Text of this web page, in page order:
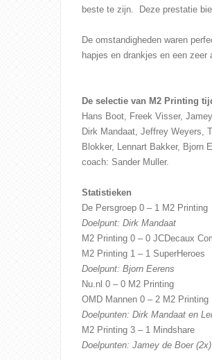
beste te zijn. Deze prestatie
De omstandigheden waren
hapjes en drankjes en een
De selectie van M2 Printing
Hans Boot, Freek Visser,
Dirk Mandaat, Jeffrey Weyers,
Blokker, Lennart Bakker, Bjorn
coach: Sander Muller.
Statistieken
De Persgroep 0 – 1 M2 Printing
Doelpunt: Dirk Mandaat
M2 Printing 0 – 0 JCDecaux
M2 Printing 1 – 1 SuperHeroes
Doelpunt: Bjorn Eerens
Nu.nl 0 – 0 M2 Printing
OMD Mannen 0 – 2 M2 Printing
Doelpunten: Dirk Mandaat en
M2 Printing 3 – 1 Mindshare
Doelpunten: Jamey de Boer